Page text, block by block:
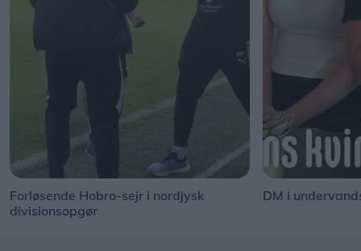
Forløsende Hobro-sejr i nordjysk
divisionsopgør
DM i